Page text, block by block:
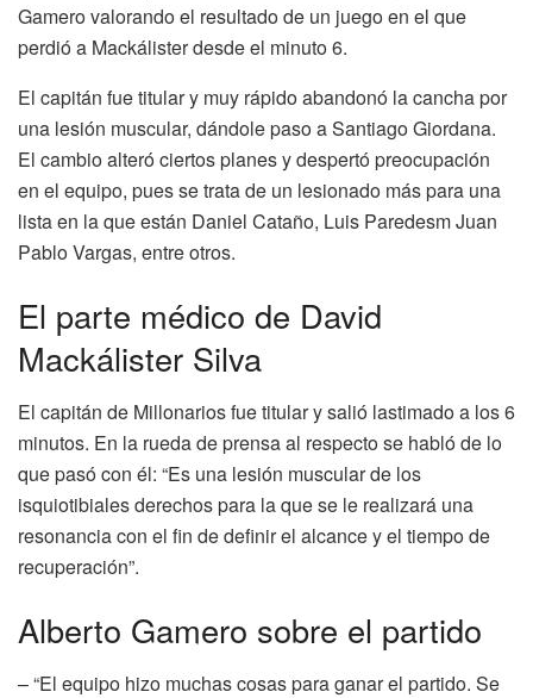
Gamero valorando el resultado de un juego en el que
perdió a Mackálister desde el minuto 6.
El capitán fue titular y muy rápido abandonó la cancha por
una lesión muscular, dándole paso a Santiago Giordana.
El cambio alteró ciertos planes y despertó preocupación
en el equipo, pues se trata de un lesionado más para una
lista en la que están Daniel Cataño, Luis Paredesm Juan
Pablo Vargas, entre otros.
El parte médico de David
Mackálister Silva
El capitán de Millonarios fue titular y salió lastimado a los 6
minutos. En la rueda de prensa al respecto se habló de lo
que pasó con él: “Es una lesión muscular de los
isquiotibiales derechos para la que se le realizará una
resonancia con el fin de definir el alcance y el tiempo de
recuperación”.
Alberto Gamero sobre el partido
– “El equipo hizo muchas cosas para ganar el partido. Se